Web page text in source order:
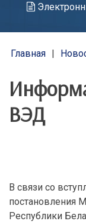
Главная
ВЭД
В связи со
постановления
Республики